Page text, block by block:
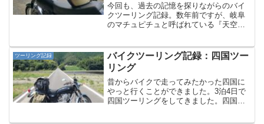
今回も、過去の記憶を探りながらのバイ
クツーリング記録。数年前ですが、岐阜
のマチュピチュと呼ばれている『天空の
見るような場所には入れず。近くまでは
行けたのですが・・・思っ...
ツーリング記録
バイクツーリング記録：四国ツー
リング
昔からバイクで走ってみたかった四国に
やっと行くことができました。3泊4日で
四国ツーリングをしてきました。四国ま